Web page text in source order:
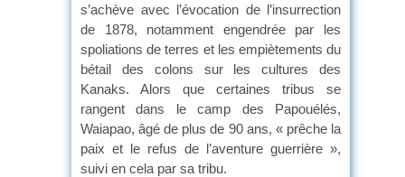
s’achève avec l’évocation de l’insurrection
de 1878, notamment engendrée par les
spoliations de terres et les empiètements du
bétail des colons sur les cultures des
Kanaks. Alors que certaines tribus se
rangent dans le camp des Papouélés,
Waiapao, âgé de plus de 90 ans, « prêche la
paix et le refus de l’aventure guerrière »,
suivi en cela par sa tribu.